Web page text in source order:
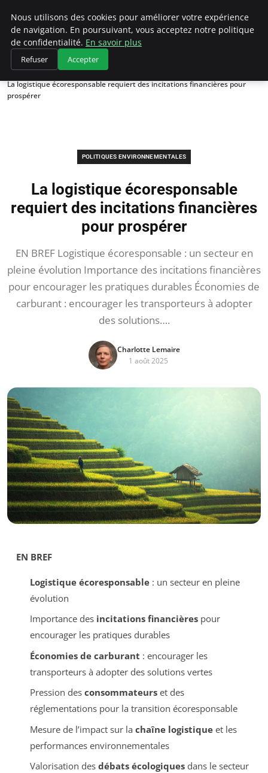
Climategatecountryclub.com
Accueil
Politiques environnementales
La logistique écoresponsable requiert des incitations financières pour
prospérer
POLITIQUES ENVIRONNEMENTALES
La logistique écoresponsable
requiert des incitations financières
pour prospérer
EN BREF Logistique écoresponsable : un secteur en
pleine évolution Importance des incitations financières
pour encourager les pratiques durables Économies de
carburant : encourager les transporteurs à adopter
des solutions….
Charlotte Lemaire
1 août 2025
EN BREF
Logistique écoresponsable: un secteur en pleine
évolution
Importance des incitations financièrespour
encourager les pratiques durables
Économies de carburant : encourager les
transporteurs à adopter des solutions vertes
Pression des consommateurset des
réglementations pour la transition écoresponsable
Mesure de l’impact sur la chaîne logistiqueet les
performances environnementales
Valorisation des débats écologiquesdans le secteur
Nous utilisons des cookies pour améliorer votre expérience
de navigation. En poursuivant, vous acceptez notre politique
de confidentialité. En savoir plus
Refuser Accepter